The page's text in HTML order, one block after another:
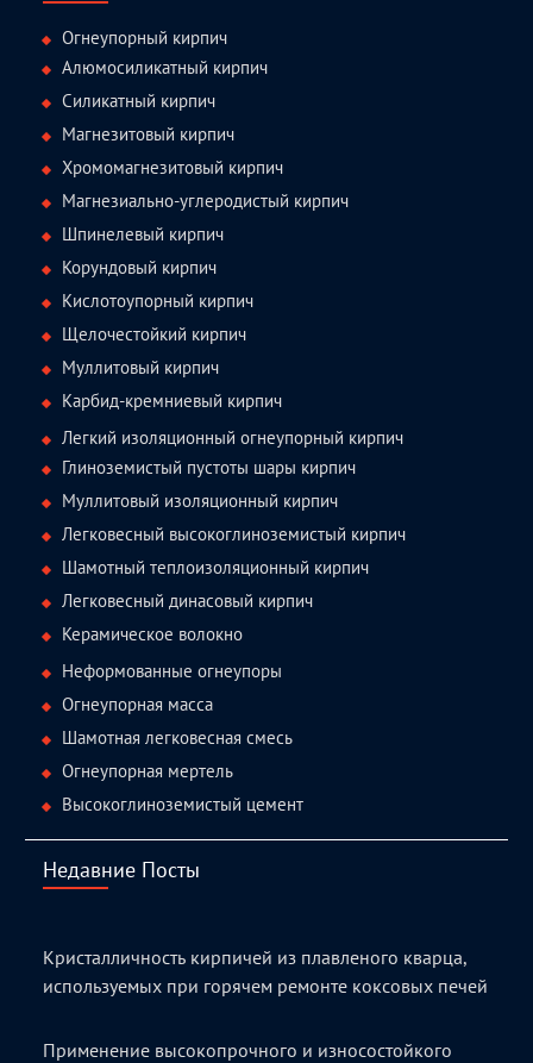
Огнеупорный кирпич
Алюмосиликатный кирпич
Силикатный кирпич
Магнезитовый кирпич
Хромомагнезитовый кирпич
Магнезиально-углеродистый кирпич
Шпинелевый кирпич
Корундовый кирпич
Кислотоупорный кирпич
Щелочестойкий кирпич
Муллитовый кирпич
Карбид-кремниевый кирпич
Легкий изоляционный огнеупорный кирпич
Глиноземистый пустоты шары кирпич
Муллитовый изоляционный кирпич
Легковесный высокоглиноземистый кирпич
Шамотный теплоизоляционный кирпич
Легковесный динасовый кирпич
Керамическое волокно
Неформованные огнеупоры
Огнеупорная масса
Шамотная легковесная смесь
Огнеупорная мертель
Высокоглиноземистый цемент
Недавние Посты
Кристалличность кирпичей из плавленого кварца,
используемых при горячем ремонте коксовых печей
Применение высокопрочного и износостойкого